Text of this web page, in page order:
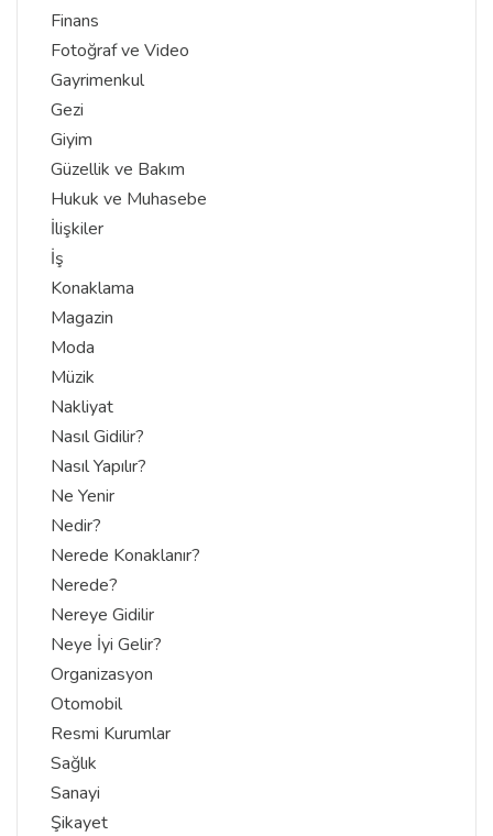
Finans
Fotoğraf ve Video
Gayrimenkul
Gezi
Giyim
Güzellik ve Bakım
Hukuk ve Muhasebe
İlişkiler
İş
Konaklama
Magazin
Moda
Müzik
Nakliyat
Nasıl Gidilir?
Nasıl Yapılır?
Ne Yenir
Nedir?
Nerede Konaklanır?
Nerede?
Nereye Gidilir
Neye İyi Gelir?
Organizasyon
Otomobil
Resmi Kurumlar
Sağlık
Sanayi
Şikayet